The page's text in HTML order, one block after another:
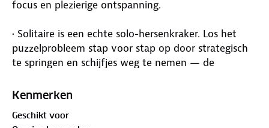
focus en plezierige ontspanning.
• Solitaire is een echte solo-hersenkraker. Los het
puzzelprobleem stap voor stap op door strategisch
te springen en schijfjes weg te nemen — de
houden.
Solitaire is perfect voor korte speelmomenten
Kenmerken
Geschikt voor